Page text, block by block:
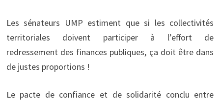
Les sénateurs UMP estiment que si les collectivités
territoriales doivent participer à l’effort de
redressement des finances publiques, ça doit être dans
de justes proportions !
Le pacte de confiance et de solidarité conclu entre